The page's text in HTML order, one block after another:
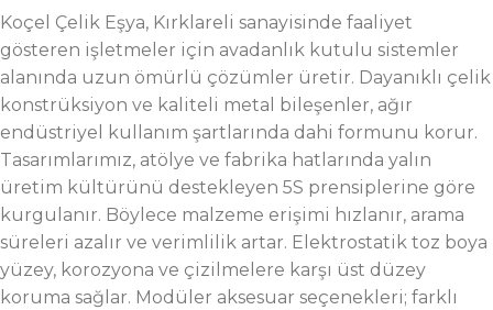
Koçel Çelik Eşya, Kırklareli sanayisinde faaliyet
gösteren işletmeler için avadanlık kutulu sistemler
alanında uzun ömürlü çözümler üretir. Dayanıklı çelik
konstrüksiyon ve kaliteli metal bileşenler, ağır
endüstriyel kullanım şartlarında dahi formunu korur.
Tasarımlarımız, atölye ve fabrika hatlarında yalın
üretim kültürünü destekleyen 5S prensiplerine göre
kurgulanır. Böylece malzeme erişimi hızlanır, arama
süreleri azalır ve verimlilik artar. Elektrostatik toz boya
yüzey, korozyona ve çizilmelere karşı üst düzey
koruma sağlar. Modüler aksesuar seçenekleri; farklı